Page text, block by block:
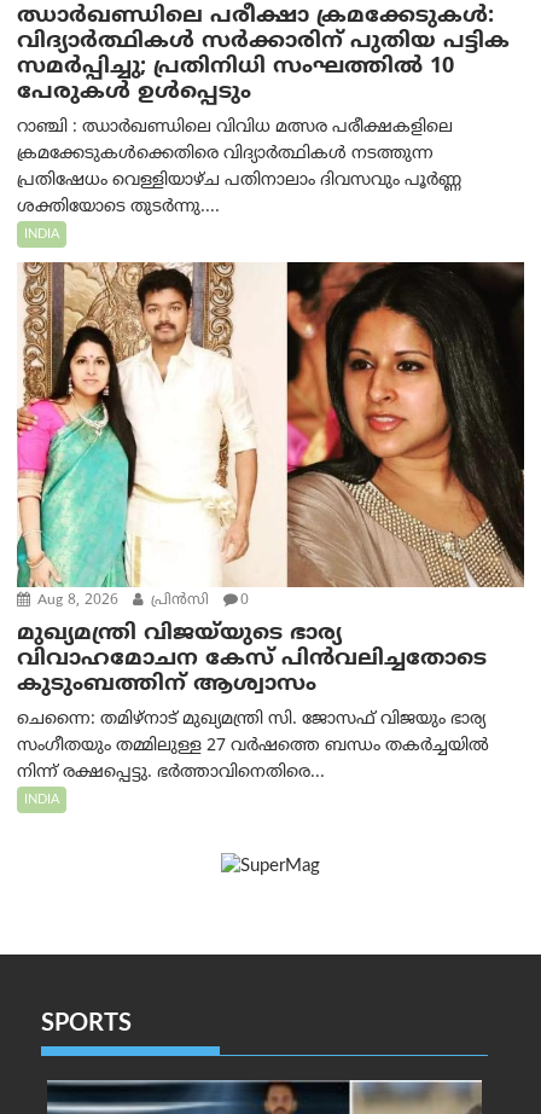
ഝാര്‍ഖണ്ഡിലെ പരീക്ഷാ ക്രമക്കേടുകള്‍:
വിദ്യാർത്ഥികൾ സർക്കാരിന് പുതിയ പട്ടിക
സമർപ്പിച്ചു; പ്രതിനിധി സംഘത്തിൽ 10
പേരുകൾ ഉൾപ്പെടും
റാഞ്ചി : ഝാർഖണ്ഡിലെ വിവിധ മത്സര പരീക്ഷകളിലെ
ക്രമക്കേടുകൾക്കെതിരെ വിദ്യാർത്ഥികൾ നടത്തുന്ന
പ്രതിഷേധം വെള്ളിയാഴ്ച പതിനാലാം ദിവസവും പൂർണ്ണ
ശക്തിയോടെ തുടർന്നു....
INDIA
Aug 8, 2026 പ്രിന്‍സി 0
മുഖ്യമന്ത്രി വിജയ്‌യുടെ ഭാര്യ
വിവാഹമോചന കേസ് പിൻവലിച്ചതോടെ
കുടുംബത്തിന് ആശ്വാസം
ചെന്നൈ: തമിഴ്‌നാട് മുഖ്യമന്ത്രി സി. ജോസഫ് വിജയും ഭാര്യ
സംഗീതയും തമ്മിലുള്ള 27 വർഷത്തെ ബന്ധം തകർച്ചയിൽ
നിന്ന് രക്ഷപ്പെട്ടു. ഭർത്താവിനെതിരെ...
INDIA
SPORTS